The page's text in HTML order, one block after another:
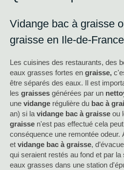
Vidange bac à graisse
graisse en Ile-de-
Les cuisines des restaurants, des
eaux grasses fortes en graisse,
être séparés des eaux. Il est
les graisses générées par un
une vidange régulière du bac à
an) si la vidange bac à graisse ou
graisse n'est pas effectué cela
conséquence une remontée odeur.
et vidange bac à graisse,
qui seraient restés au fond et par
eaux grasses dans une station